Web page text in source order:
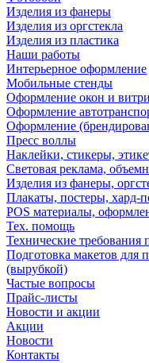
Изделия из фанеры
Изделия из оргстекла
Изделия из пластика
Наши работы
Интерьерное оформление
Мобильные стенды
Оформление окон и
Оформление
Оформление
Пресс воллы
Наклейки, стикеры,
Световая реклама,
Изделия из фанеры,
Плакаты, постеры, хард-
POS материалы,
Тех. помощь
Технические требования
Подготовка макетов для
(вырубкой)
Частые вопросы
Прайс-листы
Новости и акции
Акции
Новости
Контакты